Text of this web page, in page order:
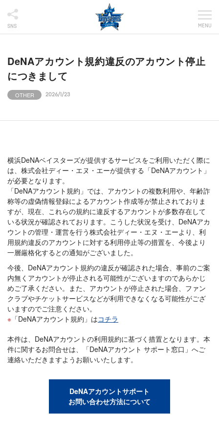
SNS MENU
DeNAアカウント規約違反のアカウント停止
につきまして
OTHER 2026/1/23
横浜DeNAベイスターズが提供するサービスをご利用いただく際に
は、株式会社ディー・エヌ・エーが提供する「DeNAアカウント」
が必要となります。
「DeNAアカウント規約」では、アカウントの複数利用や、年齢詐
称等の虚偽情報登録によるアカウント作成等が禁止されておりま
すが、現在、これらの規約に違反するアカウントが多数存在して
いる状況が確認されております。こうした状況を受け、DeNAアカ
ウントの管理・運営を行う株式会社ディー・エヌ・エーより、利
用規約違反のアカウントに対する利用停止等の措置を、今後より
一層厳格化するとの通知がございました。
今後、DeNAアカウント規約の違反が確認された場合、事前のご案
内無くアカウントが停止される可能性がございますのであらかじ
めご了承ください。また、アカウントが停止された場合、ファン
クラブやチケットサービスなどが利用できなくなる可能性がござ
いますのでご注意ください。
「DeNAアカウント規約」はコチラ
本件は、DeNAアカウントの利用規約に基づく措置となります。本
件に関するお問合せは、「DeNAアカウント サポート窓口」へご
連絡いただきますようお願いいたします。
DeNAアカウントサポート
お問い合わせ方法について